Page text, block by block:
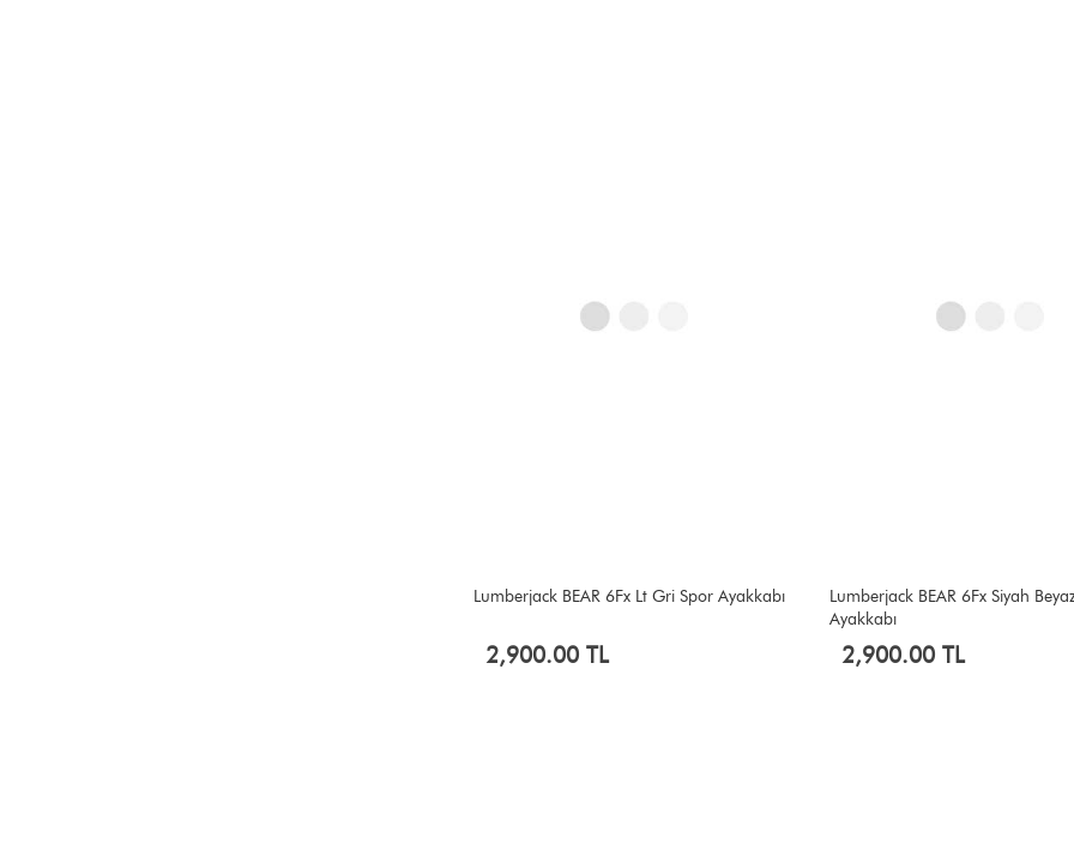
Lumberjack BEAR 6Fx Lt Gri Spor Ayakkabı
2,900.00 TL
Lumberjack BEAR 6Fx Siyah
Ayakkabı
2,900.00 TL